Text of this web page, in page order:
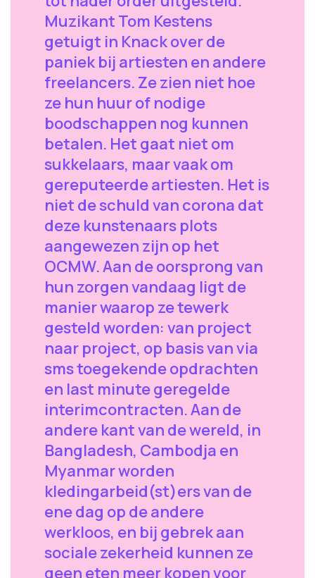
Muzikant Tom Kestens
getuigt in Knack over de
paniek bij artiesten en andere
freelancers. Ze zien niet hoe
ze hun huur of nodige
boodschappen nog kunnen
betalen. Het gaat niet om
sukkelaars, maar vaak om
gereputeerde artiesten. Het is
niet de schuld van corona dat
deze kunstenaars plots
aangewezen zijn op het
OCMW. Aan de oorsprong van
hun zorgen vandaag ligt de
manier waarop ze tewerk
gesteld worden: van project
naar project, op basis van via
sms toegekende opdrachten
en last minute geregelde
interimcontracten. Aan de
andere kant van de wereld, in
Bangladesh, Cambodja en
Myanmar worden
kledingarbeid(st)ers van de
ene dag op de andere
werkloos, en bij gebrek aan
sociale zekerheid kunnen ze
geen eten meer kopen voor